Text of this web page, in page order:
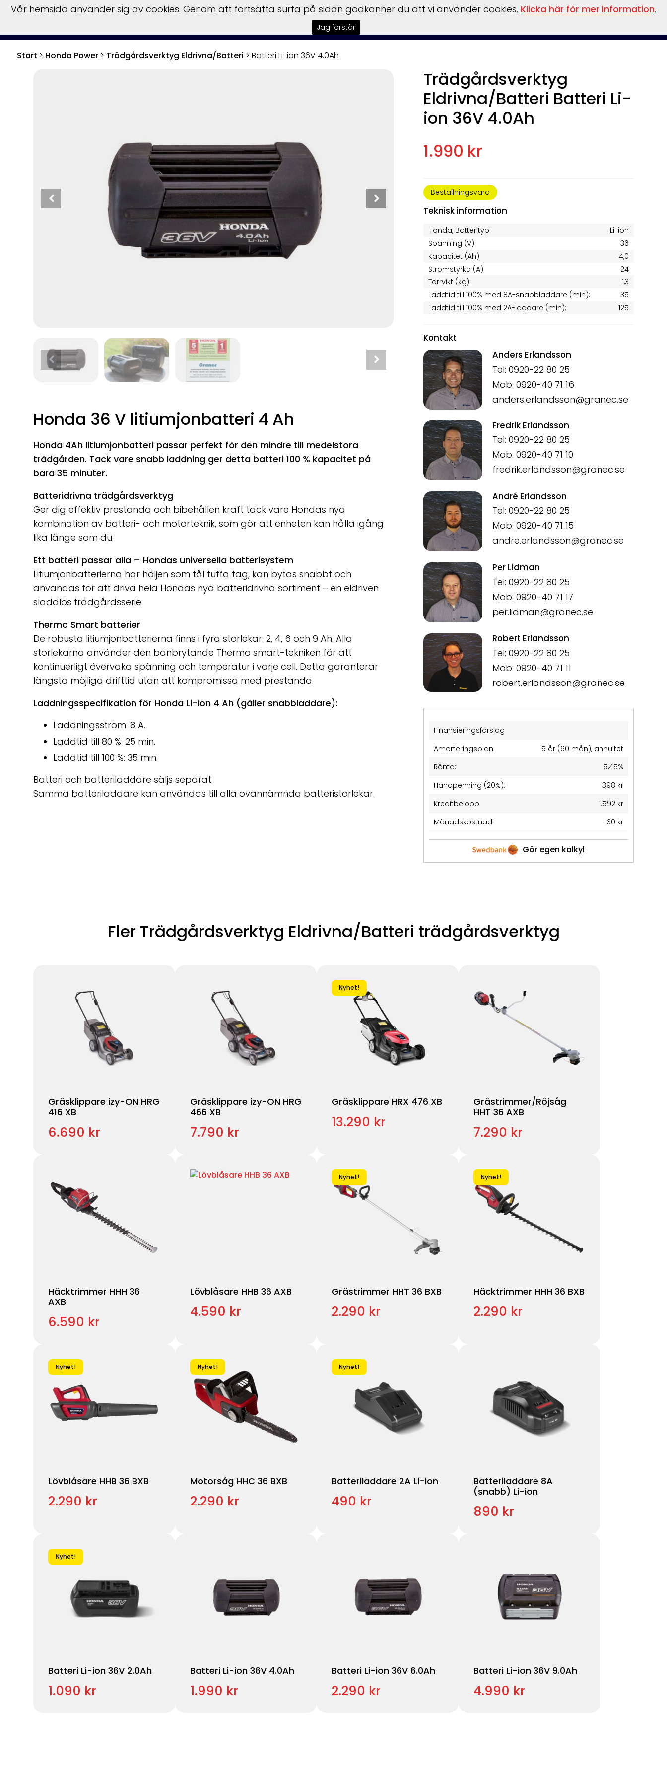
Motorer Trailer
Start > Honda Power> Trädgårdsverktyg Eldrivna/Batteri > Batteri Li-ion 36V 4.0Ah
Trädgårdsverktyg
Eldrivna/Batteri Batteri Li-
ion 36V 4.0Ah
1.990 kr
Beställningsvara
Teknisk information
Honda, Batterityp:
Li-ion
Spänning (V):
36
Kapacitet (Ah):
4,0
Strömstyrka (A):
24
Torrvikt (kg):
1,3
Laddtid till 100% med 8A-snabbladdare (min):
35
Laddtid till 100% med 2A-laddare (min):
125
Kontakt
Anders Erlandsson
Tel: 0920-22 80 25
Mob: 0920-40 71 16
anders.erlandsson@granec.se
Fredrik Erlandsson
Tel: 0920-22 80 25
Mob: 0920-40 71 10
fredrik.erlandsson@granec.se
André Erlandsson
Tel: 0920-22 80 25
Mob: 0920-40 71 15
andre.erlandsson@granec.se
Per Lidman
Tel: 0920-22 80 25
Mob: 0920-40 71 17
per.lidman@granec.se
Robert Erlandsson
Tel: 0920-22 80 25
Mob: 0920-40 71 11
robert.erlandsson@granec.se
Finansieringsförslag
Amorteringsplan:
5 år (60 mån), annuitet
Ränta:
5,45%
Handpenning (20%):
398 kr
Kreditbelopp:
1.592 kr
Månadskostnad:
30 kr
Gör egen kalkyl
Honda 36 V litiumjonbatteri 4 Ah
Honda 4Ah litiumjonbatteri passar perfekt för den mindre till medelstora
trädgården. Tack vare snabb laddning ger detta batteri 100 % kapacitet på
bara 35 minuter.
Batteridrivna trädgårdsverktyg
Ger dig effektiv prestanda och bibehållen kraft tack vare Hondas nya
kombination av batteri- och motorteknik, som gör att enheten kan hålla igång
lika länge som du.
Ett batteri passar alla – Hondas universella batterisystem
Litiumjonbatterierna har höljen som tål tuffa tag, kan bytas snabbt och
användas för att driva hela Hondas nya batteridrivna sortiment – en eldriven
sladdlös trädgårdsserie.
Thermo Smart batterier
De robusta litiumjonbatterierna finns i fyra storlekar: 2, 4, 6 och 9 Ah. Alla
storlekarna använder den banbrytande Thermo smart-tekniken för att
kontinuerligt övervaka spänning och temperatur i varje cell. Detta garanterar
längsta möjliga drifttid utan att kompromissa med prestanda.
Laddningsspecifikation för Honda Li-ion 4 Ah (gäller snabbladdare):
Laddningsström: 8 A.
Laddtid till 80 %: 25 min.
Laddtid till 100 %: 35 min.
Batteri och batteriladdare säljs separat.
Samma batteriladdare kan användas till alla ovannämnda batteristorlekar.
Fler Trädgårdsverktyg Eldrivna/Batteri trädgårdsverktyg
Gräsklippare izy-ON HRG
416 XB
6.690 kr
Gräsklippare izy-ON HRG
466 XB
7.790 kr
Nyhet!
Gräsklippare HRX 476 XB
13.290 kr
Grästrimmer/Röjsåg
HHT 36 AXB
7.290 kr
Häcktrimmer HHH 36
AXB
6.590 kr
Lövblåsare HHB 36 AXB
4.590 kr
Nyhet!
Grästrimmer HHT 36 BXB
2.290 kr
Nyhet!
Häcktrimmer HHH 36 BXB
2.290 kr
Nyhet!
Lövblåsare HHB 36 BXB
2.290 kr
Nyhet!
Motorsåg HHC 36 BXB
2.290 kr
Nyhet!
Batteriladdare 2A Li-ion
490 kr
Batteriladdare 8A
(snabb) Li-ion
890 kr
Nyhet!
Batteri Li-ion 36V 2.0Ah
1.090 kr
Batteri Li-ion 36V 4.0Ah
1.990 kr
Batteri Li-ion 36V 6.0Ah
2.290 kr
Batteri Li-ion 36V 9.0Ah
4.990 kr
Vår hemsida använder sig av cookies. Genom att fortsätta surfa på sidan godkänner du att vi använder cookies. Klicka här för mer information.
Jag förstår